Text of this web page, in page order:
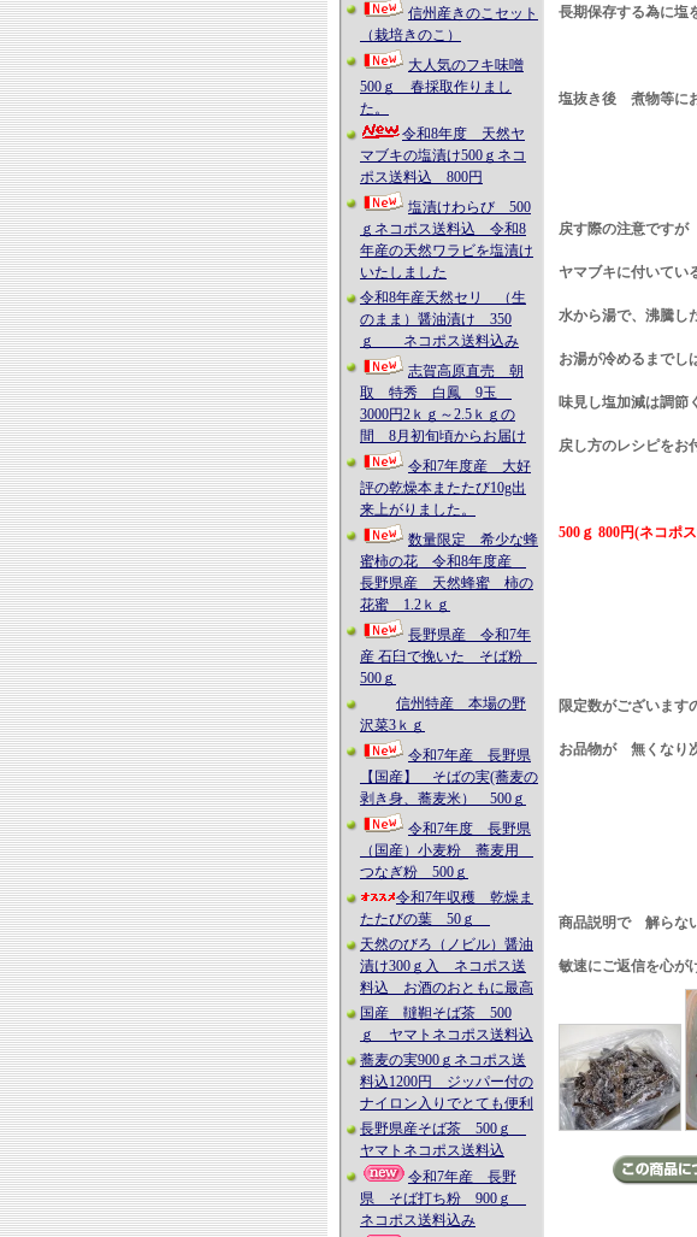
信州産きのこセット
（栽培きのこ）
大人気のフキ味噌
500ｇ 春採取作りまし
た。
令和8年度 天然ヤ
マブキの塩漬け500ｇネコ
ポス送料込 800円
塩漬けわらび 500
ｇネコポス送料込 令和8
年産の天然ワラビを塩漬け
いたしました
令和8年産天然セリ （生
のまま）醤油漬け 350
ｇ ネコポス送料込み
志賀高原直売 朝
取 特秀 白鳳 9玉
3000円2ｋｇ～2.5ｋｇの
間 8月初旬頃からお届け
令和7年度産 大好
評の乾燥本またたび10g出
来上がりました。
数量限定 希少な蜂
蜜柿の花 令和8年度産
長野県産 天然蜂蜜 柿の
花蜜 1.2ｋｇ
長野県産 令和7年
産 石臼で挽いた そば粉
500ｇ
信州特産 本場の野
沢菜3ｋｇ
令和7年産 長野県
【国産】 そばの実(蕎麦の
剥き身、蕎麦米） 500ｇ
令和7年度 長野県
（国産）小麦粉 蕎麦用
つなぎ粉 500ｇ
令和7年収穫 乾燥ま
たたびの葉 50ｇ
天然のびろ（ノビル）醤油
漬け300ｇ入 ネコポス送
料込 お酒のおともに最高
国産 韃靼そば茶 500
ｇ ヤマトネコポス送料込
蕎麦の実900ｇネコポス送
料込1200円 ジッパー付の
ナイロン入りでとても便利
長野県産そば茶 500ｇ
ヤマトネコポス送料込
令和7年産 長野
県 そば打ち粉 900ｇ
ネコポス送料込み
長期保存する為に塩
塩抜き後 煮物等に
戻す際の注意ですが
ヤマブキに付いてい
水から湯で、沸騰し
お湯が冷めるまでし
味見し塩加減は調節
戻し方のレシピをお
500ｇ 800円(ネコポス
限定数がございます
お品物が 無くなり
商品説明で 解らな
敏速にご返信を心が